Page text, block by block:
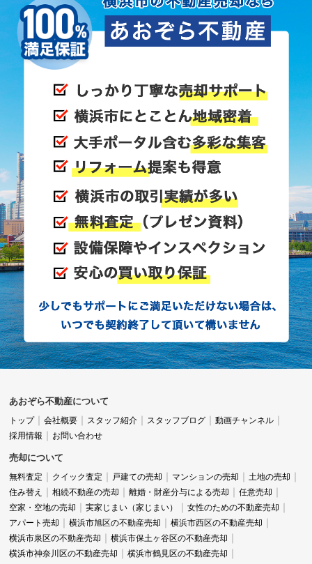
あおぞら不動産について
トップ 会社概要 スタッフ紹介 スタッフブログ
動画チャンネル
採用情報
お問い合わせ
売却について
無料査定 クイック査定 戸建ての売却 マンションの売却
土地の売却
住み替え
相続不動産の売却 離婚・財産分与による売却
任意売却
空家・空地の売却
実家じまい（家じまい）
女性のための不動産売却
アパート売却
横浜市旭区の不動産売却
横浜市西区の不動産売却
横浜市泉区の不動産売却
横浜市保土ヶ谷区の不動産売却
横浜市神奈川区の不動産売却
横浜市鶴見区の不動産売却